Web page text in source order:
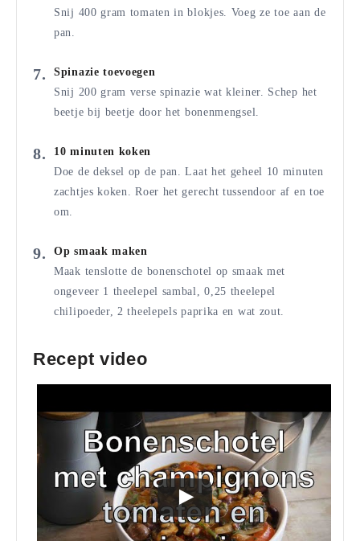
Snij 400 gram tomaten in blokjes. Voeg ze toe aan de
pan.
Spinazie toevoegen
Snij 200 gram verse spinazie wat kleiner. Schep het
beetje bij beetje door het bonenmengsel.
10 minuten koken
Doe de deksel op de pan. Laat het geheel 10 minuten
zachtjes koken. Roer het gerecht tussendoor af en toe
om.
Op smaak maken
Maak tenslotte de bonenschotel op smaak met
ongeveer 1 theelepel sambal, 0,25 theelepel
chilipoeder, 2 theelepels paprika en wat zout.
Recept video